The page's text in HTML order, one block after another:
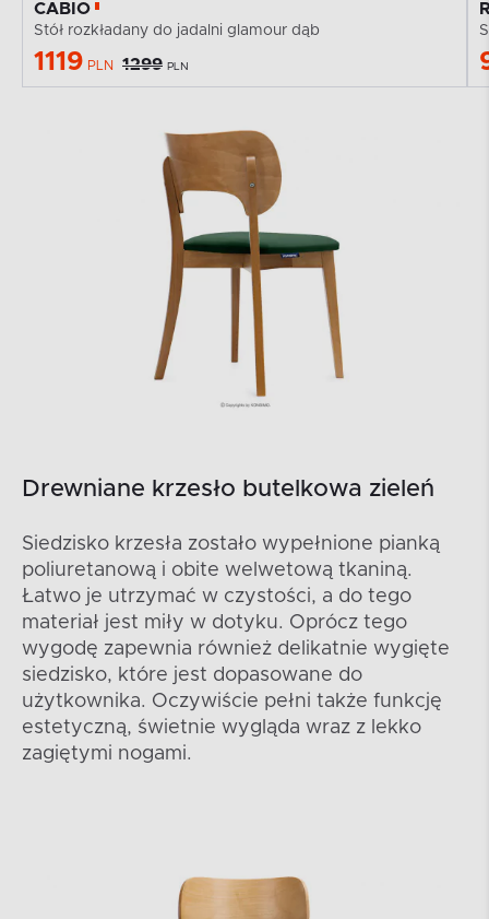
CABIO
Stół rozkładany do jadalni glamour dąb
1119 PLN 1299 PLN
Drewniane krzesło butelkowa zieleń
Siedzisko krzesła zostało wypełnione pianką
poliuretanową i obite welwetową tkaniną.
Łatwo je utrzymać w czystości, a do tego
materiał jest miły w dotyku. Oprócz tego
wygodę zapewnia również delikatnie wygięte
siedzisko, które jest dopasowane do
użytkownika. Oczywiście pełni także funkcję
estetyczną, świetnie wygląda wraz z lekko
zagiętymi nogami.